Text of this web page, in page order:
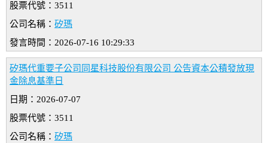
股票代號：3511
公司名稱： 矽瑪
發言時間：2026-07-16 10:29:33
矽瑪代重要子公司同星科技股份有限公司 公告資本公積發放現
金除息基準日
日期：2026-07-07
股票代號：3511
公司名稱： 矽瑪